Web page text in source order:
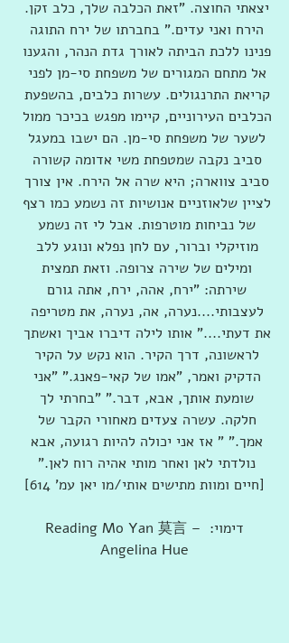
יצאתי החוצה. "זאת הכלבה שלך, כלב זקן.
הירח ואני עדים." בחברתו של ירח התוגה
פנינו ללכת הביתה לאורך גדת הנהר, והגענו
אל מתחם המגורים של משפחת סי-מן לפני
קריאת התרנגולים. עשרות כלבים, בהשפעת
הכלבים העירוניים, קיימו מפגש בכיכר ממול
לשער של משפחת סי-מן. הם ישבו במעגל
סביב נקבה שמטפחת משי אדומה קשורה
סביב צווארה; היא שרה אל הירח. אין צורך
לציין שלאוזניים אנושיות זה נשמע כמו רצף
של נביחות מוטרפות. אבל לי זה נשמע
מוזיקלי וברור, עם לחן נפלא ונוגע ללב
ומילים של שירה צרופה. וזאת תמצית
שירתה: "ירח, אהה, ירח, אתה גורם
לעצבותי....נערה, אה, נערה, את מטריפה
את דעתי...." אותו לילה דיברו אביך ואשתך
לראשונה, דרך הקיר. הוא נקש על הקיר
הדקיק ואמר, "אמו של קאי-פאנג." "אני
שומעת אותך, אבא, דבר." "בחרתי לך
חלקה. עשרה צעדים מאחורי הקבר של
אמך." " אז אני יכולה להיות רגועה, אבא
נולדתי לאן ואחר מותי אהיה רוח לאן."
[חיים ומוות מתישים אותי/מו יאן עמ' 614]
דימוי: Reading Mo Yan 莫言 –
Angelina Hue